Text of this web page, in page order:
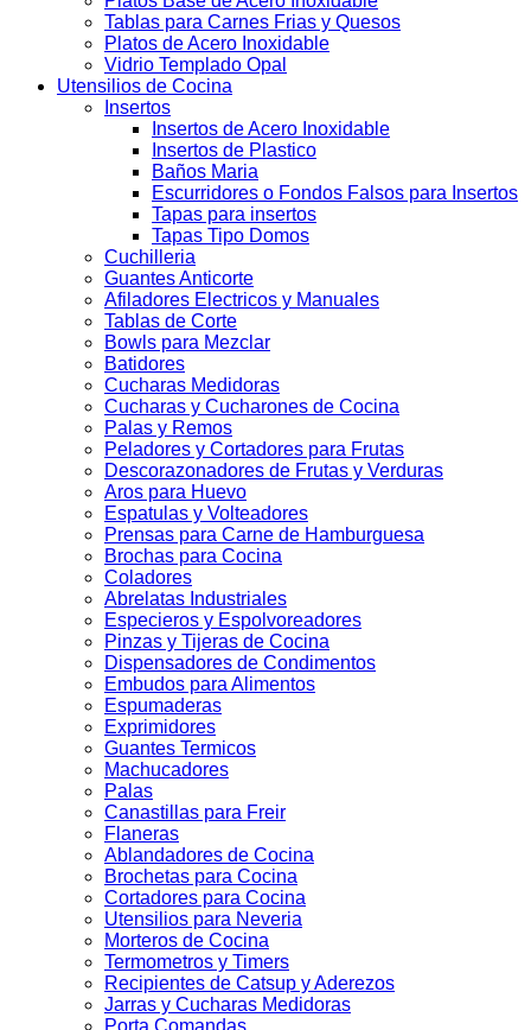
Tablas para Carnes Frias y Quesos
Platos de Acero Inoxidable
Vidrio Templado Opal
Utensilios de Cocina
Insertos
Insertos de Acero Inoxidable
Insertos de Plastico
Baños Maria
Escurridores o Fondos Falsos para Insertos
Tapas para insertos
Tapas Tipo Domos
Cuchilleria
Guantes Anticorte
Afiladores Electricos y Manuales
Tablas de Corte
Bowls para Mezclar
Batidores
Cucharas Medidoras
Cucharas y Cucharones de Cocina
Palas y Remos
Peladores y Cortadores para Frutas
Descorazonadores de Frutas y Verduras
Aros para Huevo
Espatulas y Volteadores
Prensas para Carne de Hamburguesa
Brochas para Cocina
Coladores
Abrelatas Industriales
Especieros y Espolvoreadores
Pinzas y Tijeras de Cocina
Dispensadores de Condimentos
Embudos para Alimentos
Espumaderas
Exprimidores
Guantes Termicos
Machucadores
Palas
Canastillas para Freir
Flaneras
Ablandadores de Cocina
Brochetas para Cocina
Cortadores para Cocina
Utensilios para Neveria
Morteros de Cocina
Termometros y Timers
Recipientes de Catsup y Aderezos
Jarras y Cucharas Medidoras
Porta Comandas